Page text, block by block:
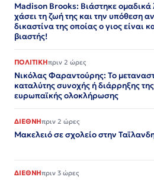
Madison Brooks: Βιάστηκε ομαδικά
χάσει τη ζωή της και την υπόθεση
δικαστίνα της οποίας ο γιος είναι
βιαστής!
ΠΟΛΙΤΙΚΗπριν 2 ώρες
Νικόλας Φαραντούρης: Το
καταλύτης συνοχής ή διάρρηξης της
ευρωπαϊκής ολοκλήρωσης
ΔΙΕΘΝΗπριν 2 ώρες
Μακελειό σε σχολείο στην
ΔΙΕΘΝΗπριν 3 ώρες